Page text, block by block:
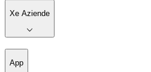
Xe Aziende
App